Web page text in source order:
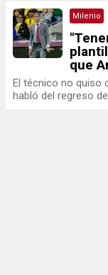
Milenio
que
El técnico no quiso
habló del regreso